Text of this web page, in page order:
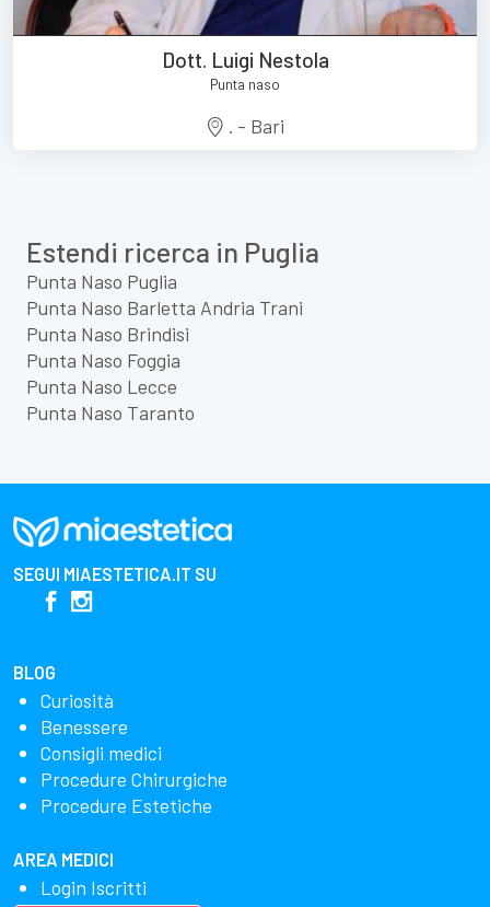
Dott. Luigi Nestola
Punta naso
. - Bari
Estendi ricerca in Puglia
Punta Naso Puglia
Punta Naso Barletta Andria Trani
Punta Naso Brindisi
Punta Naso Foggia
Punta Naso Lecce
Punta Naso Taranto
SEGUI MIAESTETICA.IT SU
BLOG
Curiosità
Benessere
Consigli medici
Procedure Chirurgiche
Procedure Estetiche
AREA MEDICI
Login Iscritti